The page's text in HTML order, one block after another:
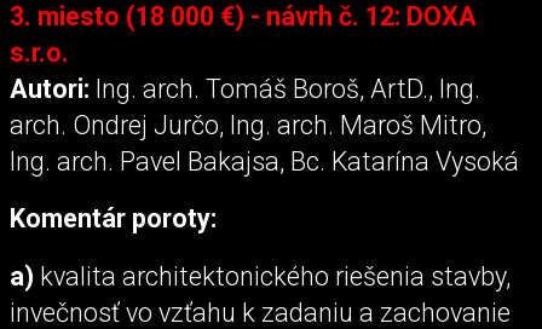
3. miesto (18 000 €) - návrh č. 12: DOXA
s.r.o.
Autori: Ing. arch. Tomáš Boroš, ArtD., Ing.
arch. Ondrej Jurčo, Ing. arch. Maroš Mitro,
Ing. arch. Pavel Bakajsa, Bc. Katarína Vysoká
Komentár poroty:
a) kvalita architektonického riešenia stavby,
invečnosť vo vzťahu k zadaniu a zachovanie